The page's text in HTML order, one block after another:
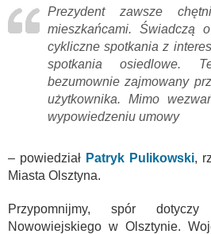
Prezydent zawsze
mieszkańcami. Świadczą
cykliczne spotkania z
spotkania osiedlowe.
bezumownie zajmowany
użytkownika. Mimo
wypowiedzeniu umowy
– powiedział Patryk Pulikowski,
Miasta Olsztyna.
Przypomnijmy, spór
Nowowiejskiego w Olsztynie.